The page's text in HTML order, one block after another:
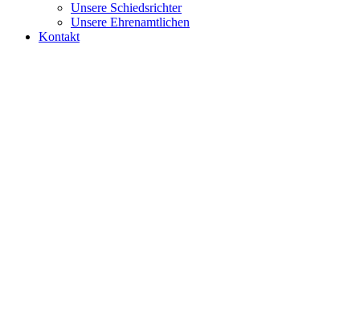
Unsere Schiedsrichter
Unsere Ehrenamtlichen
Kontakt